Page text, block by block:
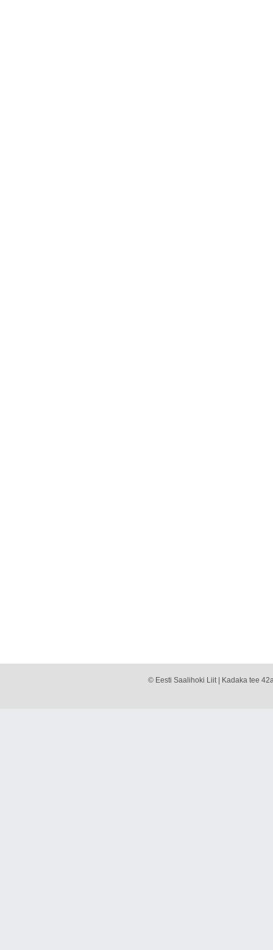
© Eesti Saalihoki Liit | Kadaka tee